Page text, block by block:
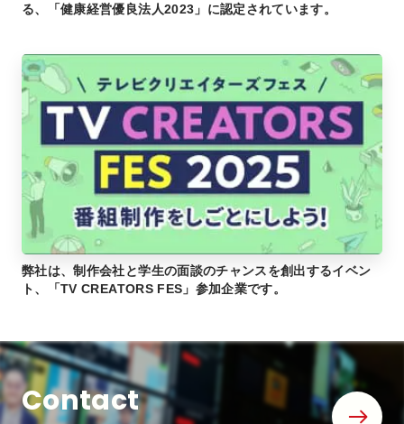
る、「健康経営優良法人2023」に認定されています。
弊社は、制作会社と学生の面談のチャンスを創出するイベン
ト、「TV CREATORS FES」参加企業です。
Contact